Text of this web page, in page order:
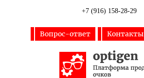
+7 (916) 158-28-29
Вопрос-ответ Контакты